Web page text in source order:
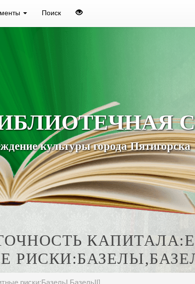
Поиск
культуры города Пятигорска
риски:БазельI,БазельII]